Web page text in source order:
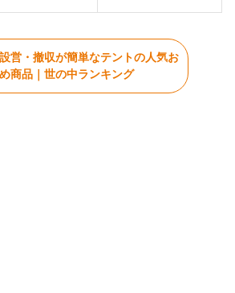
営・撤収が簡単なテントの人気お
商品｜世の中ランキング